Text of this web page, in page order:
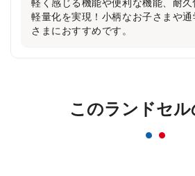
ピカッは素材の上に特殊加工を施す
軽く感じる機能や便利な機能、耐久
軽量化を実現！小柄なお子さまや
さまにおすすめです。
このランドセル